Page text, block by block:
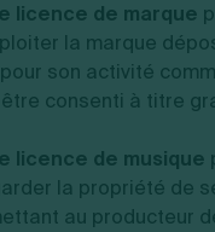
licence de marque
la marque
son activité
consenti à titre
licence de musique
la propriété de
au producteur